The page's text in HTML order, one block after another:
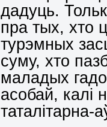
дадуць.
пра тых, хто
турэмных
суму, хто
маладых
асобай, калі
таталітарна-